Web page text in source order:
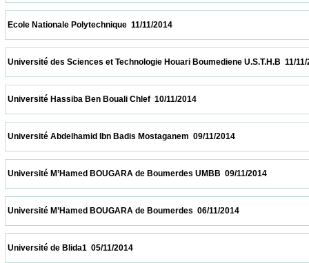
Ecole Nationale Polytechnique  11/11/2014
Université des Sciences et Technologie Houari Boumediene
Université Hassiba Ben Bouali Chlef  10/11/2014
Université Abdelhamid Ibn Badis Mostaganem  09/11/2014
Université M’Hamed BOUGARA de Boumerdes UMBB  09/11/
Université M’Hamed BOUGARA de Boumerdes  06/11/2014
Université de Blida1  05/11/2014